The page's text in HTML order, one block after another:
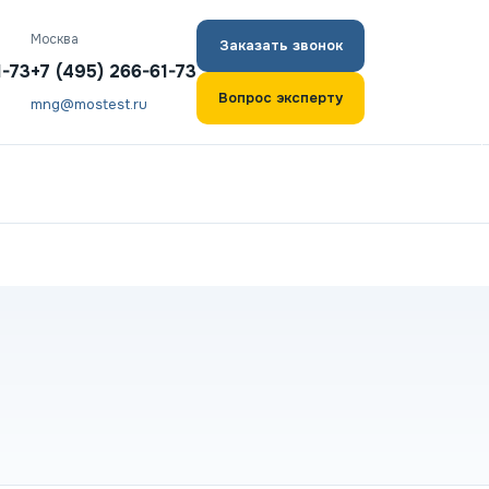
73
Москва
+7 (495) 266-61-73
mng@mostest.ru
Заказать звонок
Вопрос эксперту